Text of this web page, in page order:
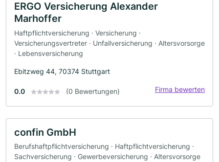
ERGO Versicherung Alexander
Marhoffer
Haftpflichtversicherung · Versicherung ·
Versicherungsvertreter · Unfallversicherung · Altersvorsorge
· Lebensversicherung
Ebitzweg 44, 70374 Stuttgart
0.0 (0 Bewertungen) Firma bewerten
confin GmbH
Berufshaftpflichtversicherung · Haftpflichtversicherung ·
Sachversicherung · Gewerbeversicherung · Altersvorsorge